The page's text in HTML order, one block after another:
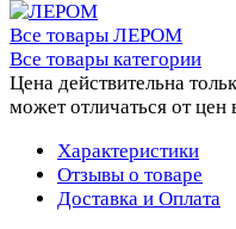
Все товары ЛЕРОМ
Все товары категории
Цена действительна
может отличаться от
Характеристики
Отзывы о товаре
Доставка и Оплата